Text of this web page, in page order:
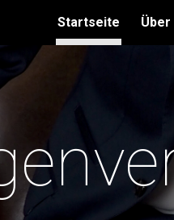
Skip to main content
Startseite Über